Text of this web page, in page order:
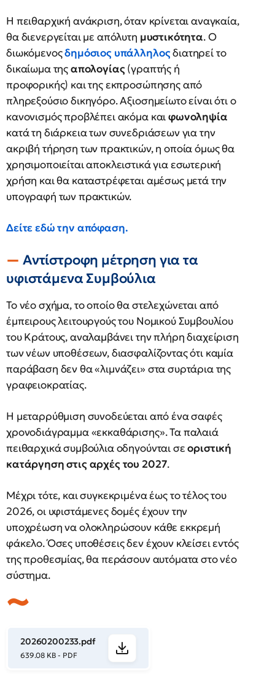
Η πειθαρχική ανάκριση, όταν κρίνεται αναγκαία,
θα διενεργείται με απόλυτη μυστικότητα. Ο
διωκόμενοςδημόσιος υπάλληλοςδιατηρεί το
δικαίωμα τηςαπολογίας(γραπτής ή
προφορικής) και της εκπροσώπησης από
πληρεξούσιο δικηγόρο. Αξιοσημείωτο είναι ότι ο
κανονισμός προβλέπει ακόμα καιφωνοληψία
κατά τη διάρκεια των συνεδριάσεων για την
ακριβή τήρηση των πρακτικών, η οποία όμως θα
χρησιμοποιείται αποκλειστικά για εσωτερική
χρήση και θα καταστρέφεται αμέσως μετά την
υπογραφή των πρακτικών.
Δείτε εδώ την απόφαση.
Αντίστροφη μέτρηση για τα
υφιστάμενα Συμβούλια
Το νέο σχήμα, το οποίο θα στελεχώνεται από
έμπειρους λειτουργούς του Νομικού Συμβουλίου
του Κράτους, αναλαμβάνει την πλήρη διαχείριση
των νέων υποθέσεων, διασφαλίζοντας ότι καμία
παράβαση δεν θα «λιμνάζει» στα συρτάρια της
γραφειοκρατίας.
Η μεταρρύθμιση συνοδεύεται από ένα σαφές
χρονοδιάγραμμα «εκκαθάρισης». Τα παλαιά
πειθαρχικά συμβούλια οδηγούνται σεοριστική
κατάργηση στις αρχές του 2027.
Μέχρι τότε, και συγκεκριμένα έως το τέλος του
2026, οι υφιστάμενες δομές έχουν την
υποχρέωση να ολοκληρώσουν κάθε εκκρεμή
φάκελο. Όσες υποθέσεις δεν έχουν κλείσει εντός
της προθεσμίας, θα περάσουν αυτόματα στο νέο
σύστημα.
20260200233.pdf
639.08 KB - PDF